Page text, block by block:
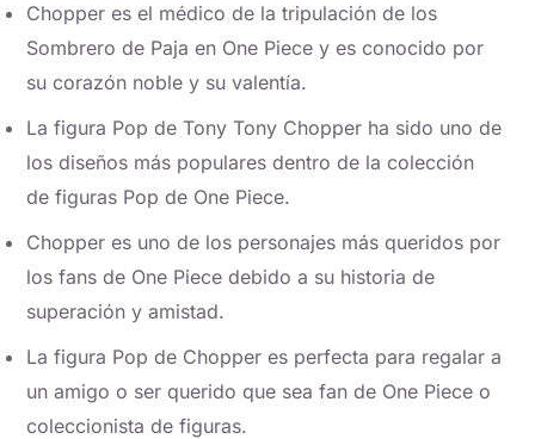
Chopper es el médico de la tripulación de los
Sombrero de Paja en One Piece y es conocido por
su corazón noble y su valentía.
La figura Pop de Tony Tony Chopper ha sido uno de
los diseños más populares dentro de la colección
de figuras Pop de One Piece.
Chopper es uno de los personajes más queridos por
los fans de One Piece debido a su historia de
superación y amistad.
La figura Pop de Chopper es perfecta para regalar a
un amigo o ser querido que sea fan de One Piece o
coleccionista de figuras.